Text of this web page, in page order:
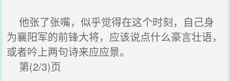
他张了张嘴，似乎觉得在这个时刻，自己身
为襄阳军的前锋大将，应该说点什么豪言壮语，
或者吟上两句诗来应应景。
第(2/3)页